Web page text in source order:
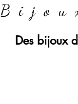
Des bijoux